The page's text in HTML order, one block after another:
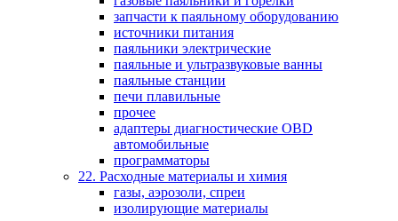
запчасти к паяльному оборудованию
источники питания
паяльники электрические
паяльные и ультразвуковые ванны
паяльные станции
печи плавильные
прочее
адаптеры диагностические OBD
автомобильные
программаторы
22. Расходные материалы и химия
газы, аэрозоли, спреи
изолирующие материалы